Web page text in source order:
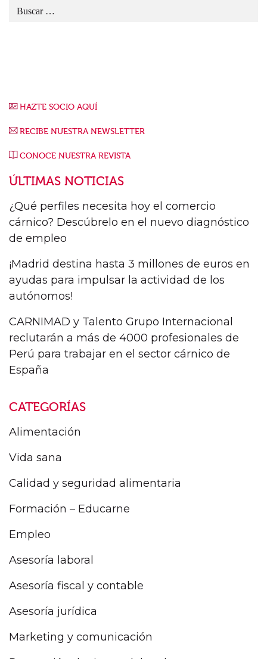
HAZTE SOCIO AQUÍ
RECIBE NUESTRA NEWSLETTER
CONOCE NUESTRA REVISTA
ÚLTIMAS NOTICIAS
¿Qué perfiles necesita hoy el comercio
cárnico? Descúbrelo en el nuevo diagnóstico
de empleo
¡Madrid destina hasta 3 millones de euros en
ayudas para impulsar la actividad de los
autónomos!
CARNIMAD y Talento Grupo Internacional
reclutarán a más de 4000 profesionales de
Perú para trabajar en el sector cárnico de
España
CATEGORÍAS
Alimentación
Vida sana
Calidad y seguridad alimentaria
Formación – Educarne
Empleo
Asesoría laboral
Asesoría fiscal y contable
Asesoría jurídica
Marketing y comunicación